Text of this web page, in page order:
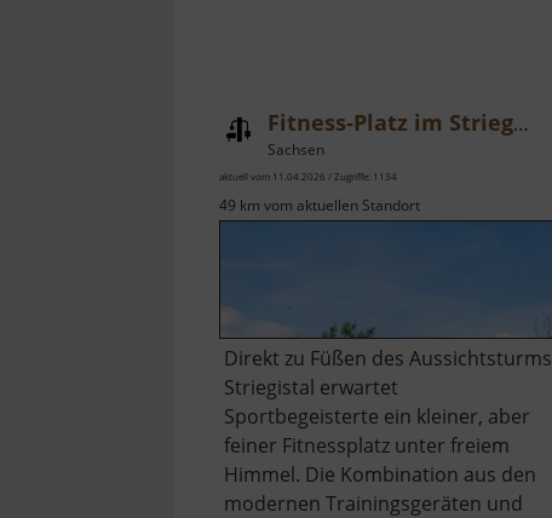
Fitness-Platz im Striegistal
Sachsen
aktuell vom 11.04.2026 / Zugriffe: 1134
49 km vom aktuellen Standort
​Direkt zu Füßen des Aussichtsturms
Striegistal erwartet
Sportbegeisterte ein kleiner, aber
feiner Fitnessplatz unter freiem
Himmel. Die Kombination aus den
modernen Trainingsgeräten und